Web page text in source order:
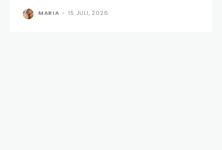
MARIA - 15 JULI, 2026